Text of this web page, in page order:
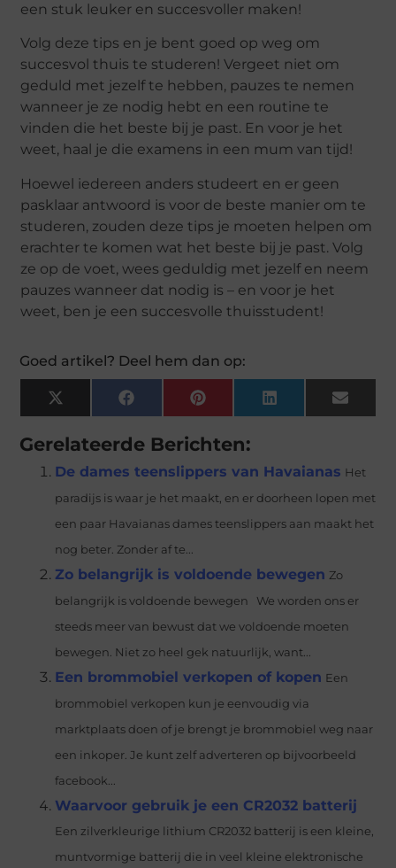
een stuk leuker en succesvoller maken!
Volg deze tips en je bent goed op weg om
succesvol thuis te studeren! Vergeet niet om
geduld met jezelf te hebben, pauzes te nemen
wanneer je ze nodig hebt en een routine te
vinden die het beste bij je past. En voor je het
weet, haal je die examens in een mum van tijd!
Hoewel iedereen anders studeert en er geen
pasklaar antwoord is voor de beste manier om te
studeren, zouden deze tips je moeten helpen om
erachter te komen wat het beste bij je past. Volg
ze op de voet, wees geduldig met jezelf en neem
pauzes wanneer dat nodig is – en voor je het
weet, ben je een succesvolle thuisstudent!
Goed artikel? Deel hem dan op:
X
(Twitter)
FacebookPinterestLinkedInEmail
Gerelateerde Berichten:
De dames teenslippers van Havaianas Het
paradijs is waar je het maakt, en er doorheen lopen met
een paar Havaianas dames teenslippers aan maakt het
nog beter. Zonder af te...
Zo belangrijk is voldoende bewegen Zo
belangrijk is voldoende bewegen We worden ons er
steeds meer van bewust dat we voldoende moeten
bewegen. Niet zo heel gek natuurlijk, want...
Een brommobiel verkopen of kopen Een
brommobiel verkopen kun je eenvoudig via
marktplaats doen of je brengt je brommobiel weg naar
een inkoper. Je kunt zelf adverteren op bijvoorbeeld
facebook...
Waarvoor gebruik je een CR2032 batterij
Een zilverkleurige lithium CR2032 batterij is een kleine,
muntvormige batterij die in veel kleine elektronische